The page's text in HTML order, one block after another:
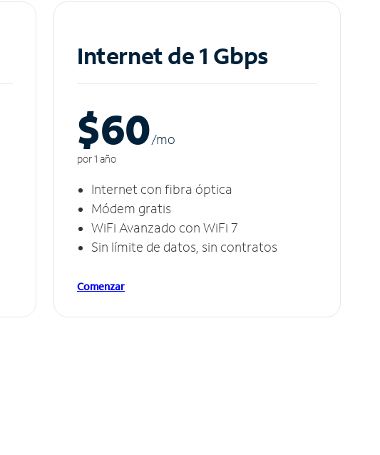
Internet de 1 Gbps
$60/mo
por 1 año
Internet con fibra óptica
Módem gratis
WiFi Avanzado con WiFi 7
Sin límite de datos, sin contratos
Comenzar